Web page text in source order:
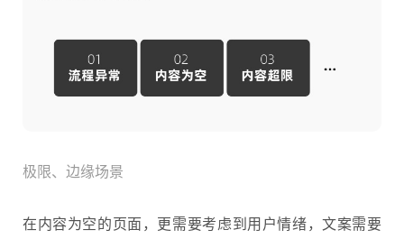
极限、边缘场景
在内容为空的页面，更需要考虑到用户情绪，文案需要